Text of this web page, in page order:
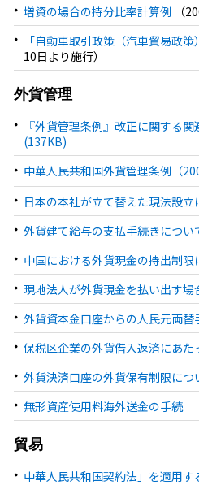
増資の場合の持分比率計算例 （
「自動車取引政策（汽車貿易政策
10日より施行）
外貨管理
『外貨管理条例』改正に関する
(137KB)
中華人民共和国外貨管理条例（
日本の本社が立て替えた現法設
外貨建て給与の支払手続きについ
中国における外貨現金の持出制限
現地法人が外貨現金を払い出す場
外貨資本金口座からの人民元両替
保税区企業の外貨借入返済にあた
外貨決済口座の外貨保有制限につ
無形資産使用料海外送金の手続
貿易
中華人民共和国契約法」を適用